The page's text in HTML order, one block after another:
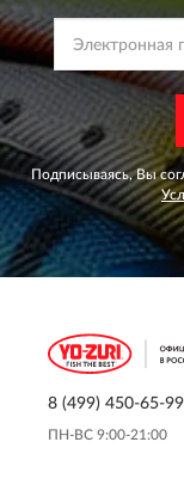
Подписываясь, Вы
8 (499) 450-65-99
ПН-ВС 9:00-21:00